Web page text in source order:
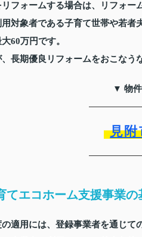
フォームする場合は、リフォー
用対象者である子育て世帯や若者
60万円です。
、長期優良リフォームをおこなう
▼ 物
見
てエコホーム支援事業
適用には、登録事業者を通じて